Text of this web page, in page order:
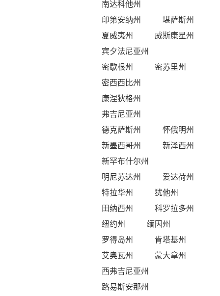
南达科他州
印第安纳州
堪萨斯州
夏威夷州
威斯康星州
宾夕法尼亚州
密歇根州
密苏里州
密西西比州
康涅狄格州
弗吉尼亚州
德克萨斯州
怀俄明州
新墨西哥州
新泽西州
新罕布什尔州
明尼苏达州
爱达荷州
特拉华州
犹他州
田纳西州
科罗拉多州
纽约州
缅因州
罗得岛州
肯塔基州
艾奥瓦州
蒙大拿州
西弗吉尼亚州
路易斯安那州